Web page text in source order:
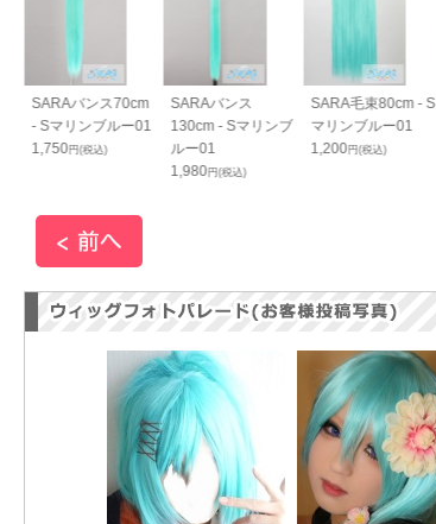
SARAバンス70cm
- Sマリンブルー01
1,750 円(税込)
SARAバンス
130cm - Sマリンブ
ルー01
1,980 円(税込)
SARA毛束80cm - S
マリンブルー01
1,200 円(税込)